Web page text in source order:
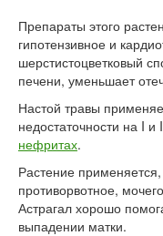
Препараты этого
гипотензивное и
шерстистоцветковый
печени, уменьшает
Настой травы
недостаточности на I и
нефритах.
Растение
противорвотное,
Астрагал хорошо
выпадении матки.